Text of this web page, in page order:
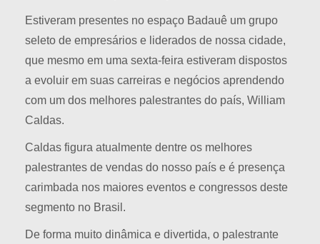
Estiveram presentes no espaço Badauê um grupo
seleto de empresários e liderados de nossa cidade,
que mesmo em uma sexta-feira estiveram dispostos
a evoluir em suas carreiras e negócios aprendendo
com um dos melhores palestrantes do país, William
Caldas.
Caldas figura atualmente dentre os melhores
palestrantes de vendas do nosso país e é presença
carimbada nos maiores eventos e congressos deste
segmento no Brasil.
De forma muito dinâmica e divertida, o palestrante